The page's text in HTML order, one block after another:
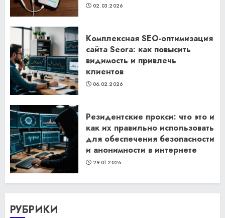
02.03.2026
Комплексная SEO-оптимизация
сайта Seora: как повысить
видимость и привлечь
клиентов
06.02.2026
Резидентские прокси: что это и
как их правильно использовать
для обеспечения безопасности
и анонимности в интернете
29.01.2026
РУБРИКИ